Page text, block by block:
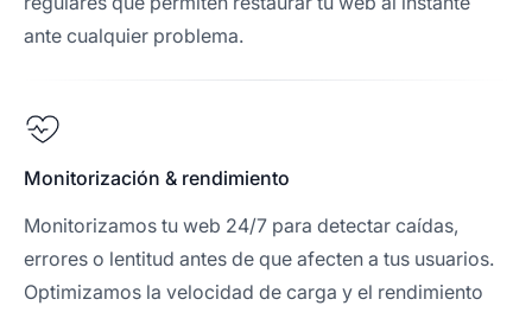
ante cualquier problema.
Monitorización & rendimiento
Monitorizamos tu web 24/7 para detectar caídas,
errores o lentitud antes de que afecten a tus usuarios.
Optimizamos la velocidad de carga y el rendimiento